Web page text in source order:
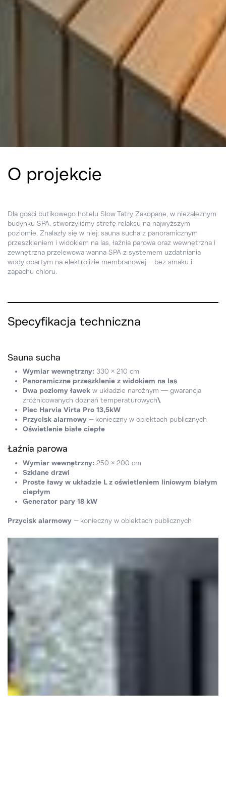
O projekcie
Dla gości butikowego hotelu Slow Tatry Zakopane, w niezależnym
budynku SPA, stworzyliśmy strefę relaksu na najwyższym
poziomie. Znalazły się w niej: sauna sucha z panoramicznym
przeszkleniem i widokiem na las, łaźnia parowa oraz wewnętrzna i
zewnętrzna przelewowa wanna SPA z systemem uzdatniania
wody opartym na elektrolizie membranowej – bez smaku i
zapachu chloru.
Specyfikacja techniczna
Sauna sucha
Wymiar wewnętrzny: 330 × 210 cm
Panoramiczne przeszklenie z widokiem na las
Dwa poziomy ławek w układzie narożnym — gwarancja
zróżnicowanych doznań temperaturowych\
Piec Harvia Virta Pro 13,5kW
Przycisk alarmowy – konieczny w obiektach publicznych
Oświetlenie białe ciepłe
Łaźnia parowa
Wymiar wewnętrzny: 250 × 200 cm
Szklane drzwi
Proste ławy w układzie L z oświetleniem liniowym białym
ciepłym
Generator pary 18 kW
Przycisk alarmowy – konieczny w obiektach publicznych